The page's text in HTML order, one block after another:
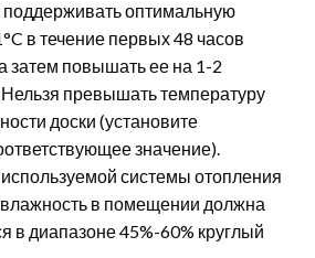
поддерживать оптимальную
в течение первых 48 часов
затем повышать ее на 1-2
Нельзя превышать температуру
доски (установите
значение).
системы отопления
влажность в помещении должна
в диапазоне 45%-60% круглый